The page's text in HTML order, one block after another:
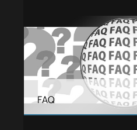
FAQ